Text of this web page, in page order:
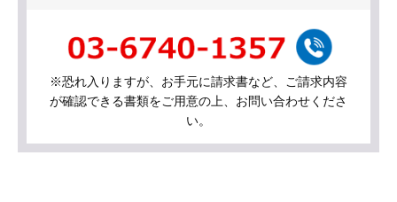
※恐れ入りますが、お手元に請求書など、ご請求内容
が確認できる書類をご用意の上、お問い合わせくださ
い。